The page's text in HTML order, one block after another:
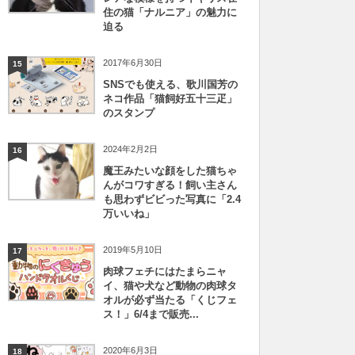
住の猫「ナルニア」の魅力に
迫る
15 2017年6月30日
SNSでも使える、歌川国芳の
ネコ作品「猫飼好五十三疋」
のスタンプ
16 2024年2月2日
魔王みたいな顔をした猫ちゃ
んがコワすぎる！飼い主さん
も思わずビビった写真に「2.4
万いいね」
17 2019年5月10日
肉球フェチにはたまらニャ
イ、猫や犬など動物の肉球タ
オルが必ず当たる「くじフェ
ス！」6/4まで販売...
18 2020年6月3日